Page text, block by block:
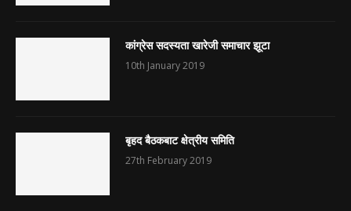
कांग्रेस सदस्यता खारेजी समाचार झूटा
10th January 2019
बृहद बैठकबाट क्षेत्रीय समिति
27th February 2019